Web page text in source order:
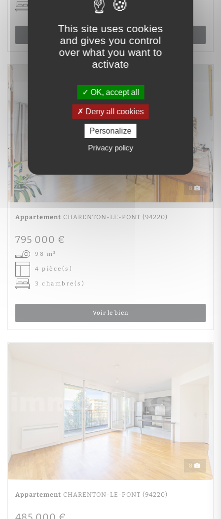
8
Appartement CHARENTON-LE-PONT (94220)
795 000 €
98 m²
4 pièce(s)
3 chambre(s)
Voir le bien
8
Appartement CHARENTON-LE-PONT (94220)
This site uses cookies
and gives you control
over what you want to
activate
OK, accept all
Deny all cookies
Personalize
Privacy policy